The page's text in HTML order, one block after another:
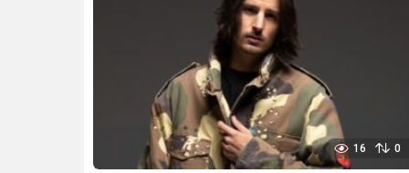
16 0